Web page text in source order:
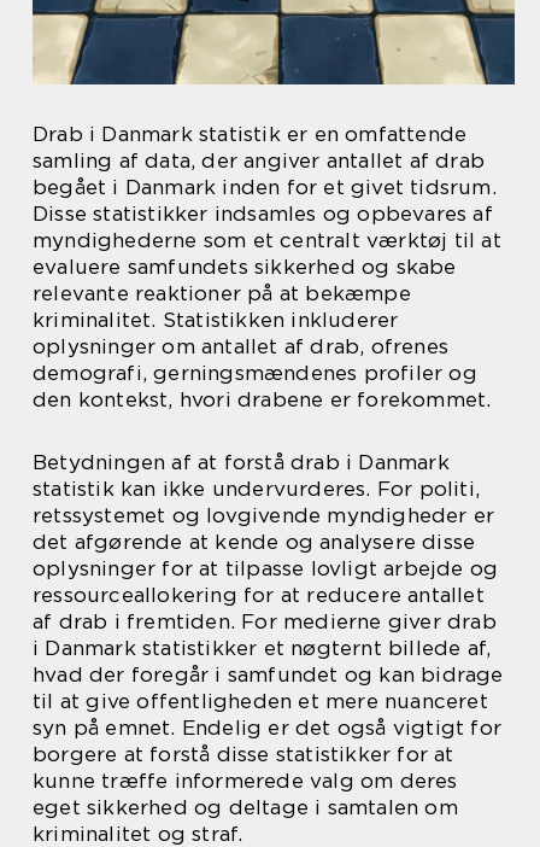
Drab i Danmark statistik er en omfattende
samling af data, der angiver antallet af drab
begået i Danmark inden for et givet tidsrum.
Disse statistikker indsamles og opbevares af
myndighederne som et centralt værktøj til at
evaluere samfundets sikkerhed og skabe
relevante reaktioner på at bekæmpe
kriminalitet. Statistikken inkluderer
oplysninger om antallet af drab, ofrenes
demografi, gerningsmændenes profiler og
den kontekst, hvori drabene er forekommet.
Betydningen af at forstå drab i Danmark
statistik kan ikke undervurderes. For politi,
retssystemet og lovgivende myndigheder er
det afgørende at kende og analysere disse
oplysninger for at tilpasse lovligt arbejde og
ressourceallokering for at reducere antallet
af drab i fremtiden. For medierne giver drab
i Danmark statistikker et nøgternt billede af,
hvad der foregår i samfundet og kan bidrage
til at give offentligheden et mere nuanceret
syn på emnet. Endelig er det også vigtigt for
borgere at forstå disse statistikker for at
kunne træffe informerede valg om deres
eget sikkerhed og deltage i samtalen om
kriminalitet og straf.